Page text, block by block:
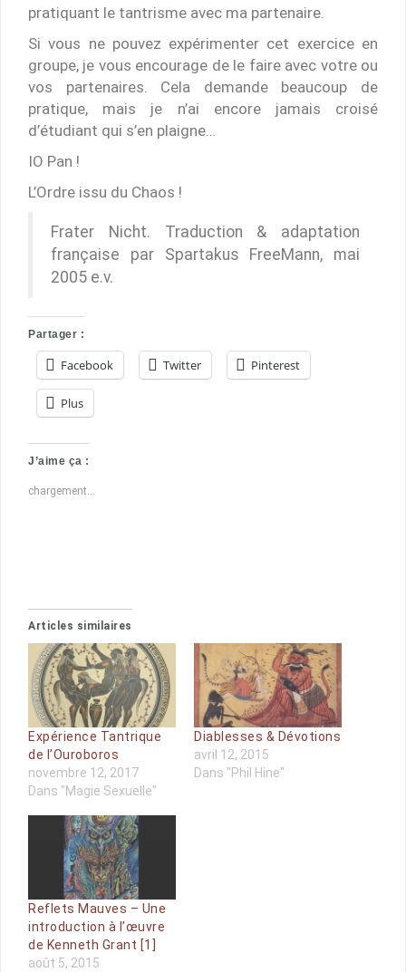
pratiquant le tantrisme avec ma partenaire.
Si vous ne pouvez expérimenter cet exercice en
groupe, je vous encourage de le faire avec votre ou
vos partenaires. Cela demande beaucoup de
pratique, mais je n’ai encore jamais croisé
d’étudiant qui s’en plaigne…
IO Pan !
L’Ordre issu du Chaos !
Frater Nicht. Traduction & adaptation
française par Spartakus FreeMann, mai
2005 e.v.
Partager :
Facebook Twitter Pinterest
Plus
J’aime ça :
chargement…
Articles similaires
Expérience Tantrique
de l’Ouroboros
novembre 12, 2017
Dans "Magie Sexuelle"
Diablesses & Dévotions
avril 12, 2015
Dans "Phil Hine"
Reflets Mauves – Une
introduction à l’œuvre
de Kenneth Grant [1]
août 5, 2015